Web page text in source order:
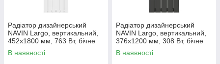
Радіатор дизайнерський
NAVIN Largo, вертикальний,
452x1800 мм, 763 Вт, бічне
підключення, білий
В наявності
Радіатор дизайнерський
NAVIN Largo, вертикальний,
376x1200 мм, 308 Вт, бічне
підключення, чорний муар
В наявності